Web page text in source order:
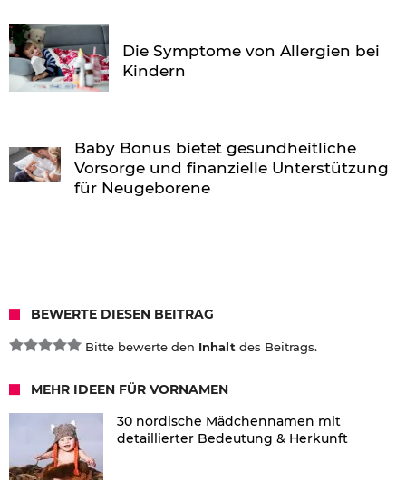
Die Symptome von Allergien bei
Kindern
Baby Bonus bietet gesundheitliche
Vorsorge und finanzielle Unterstützung
für Neugeborene
BEWERTE DIESEN BEITRAG
Bitte bewerte den Inhalt des Beitrags.
MEHR IDEEN FÜR VORNAMEN
30 nordische Mädchennamen mit
detaillierter Bedeutung & Herkunft